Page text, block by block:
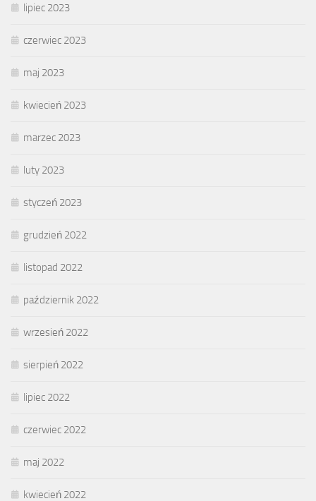
lipiec 2023
czerwiec 2023
maj 2023
kwiecień 2023
marzec 2023
luty 2023
styczeń 2023
grudzień 2022
listopad 2022
październik 2022
wrzesień 2022
sierpień 2022
lipiec 2022
czerwiec 2022
maj 2022
kwiecień 2022